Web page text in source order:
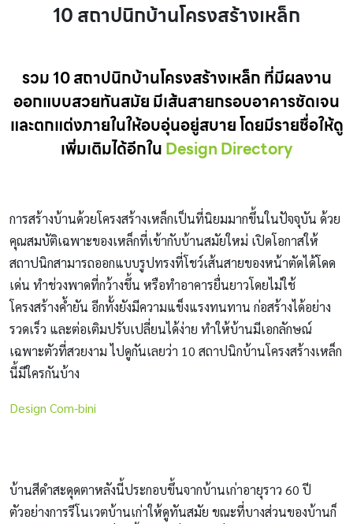
10 สถาปนิกบ้านโครงสร้างเหล็ก
รวม 10 สถาปนิกบ้านโครงสร้างเหล็ก ที่มีผลงาน
ออกแบบสวยทันสมัย มีเส้นสายกรอบอาคารชัดเจน
และตกแต่งภายในให้อบอุ่นอยู่สบาย โดยมีรายชื่อให้ดู
เพิ่มเติมได้อีกในDesign Directory
การสร้างบ้านด้วยโครงสร้างเหล็กเป็นที่นิยมมากขึ้นในปัจจุบัน ด้วย
คุณสมบัติเฉพาะของเหล็กที่เข้ากับบ้านสมัยใหม่ เปิดโอกาสให้
สถาปนิกสามารถออกแบบรูปทรงที่โชว์เส้นสายของหน้าตัดได้โดด
เด่น ทำช่วงพาดที่กว้างขึ้น หรือทำอาคารยื่นยาวโดยไม่ใช้
โครงสร้างค้ำยัน อีกทั้งยังมีความแข็งแรงทนทาน ก่อสร้างได้อย่าง
รวดเร็ว และต่อเติมปรับเปลี่ยนได้ง่าย ทำให้บ้านมีเอกลักษณ์
เฉพาะตัวที่สวยงาม ไปดูกันเลยว่า 10 สถาปนิกบ้านโครงสร้างเหล็ก
นี้มีใครกันบ้าง
Design Com-bini
บ้านสีดำสะดุดตาหลังนี้ประกอบขึ้นจากบ้านเก่าอายุราว 60 ปี
ตัวอย่างการรีโนเวตบ้านเก่าให้ดูทันสมัย ขณะที่บางส่วนของบ้านก็